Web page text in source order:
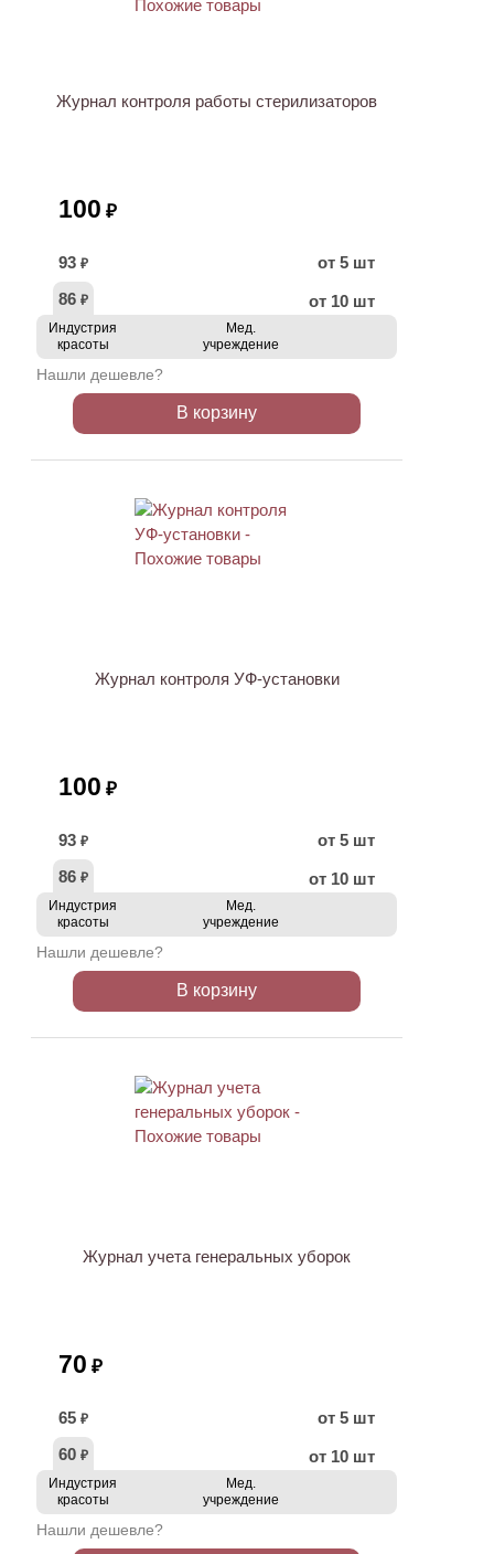
Журнал контроля работы стерилизаторов
100 ₽
93 ₽
от 5 шт
86 ₽ от 10 шт
Индустрия
красоты
Мед.
учреждение
Нашли дешевле?
В корзину
Журнал контроля УФ-установки
100 ₽
93 ₽
от 5 шт
86 ₽ от 10 шт
Индустрия
красоты
Мед.
учреждение
Нашли дешевле?
В корзину
Журнал учета генеральных уборок
70 ₽
65 ₽
от 5 шт
60 ₽ от 10 шт
Индустрия
красоты
Мед.
учреждение
Нашли дешевле?